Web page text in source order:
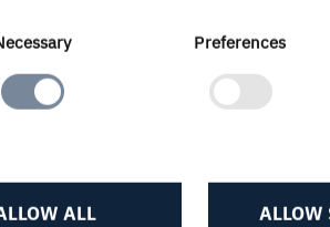
Preferences
ALLOW
ALL